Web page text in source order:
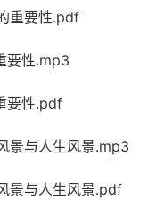
重要性.pdf
要性.mp3
要性.pdf
景与人生风景.mp3
景与人生风景.pdf